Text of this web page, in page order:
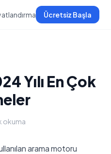
Ücretsiz Başla
Yılı En Çok
okuma
arama motoru